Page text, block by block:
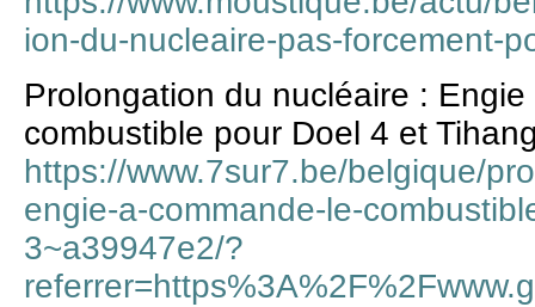
ion-du-nucleaire-pas-forcement-
Prolongation du nucléaire :
combustible pour Doel 4 et
https://www.7sur7.be/belgique/
engie-a-commande-le-
3~a39947e2/?